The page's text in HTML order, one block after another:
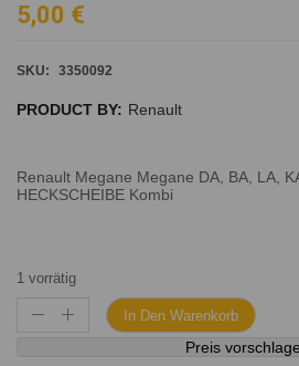
5,00 €
SKU: 3350092
PRODUCT BY: Renault
Renault Megane Megane DA, BA, LA,
HECKSCHEIBE Kombi
1 vorrätig
In Den Warenkorb
Preis